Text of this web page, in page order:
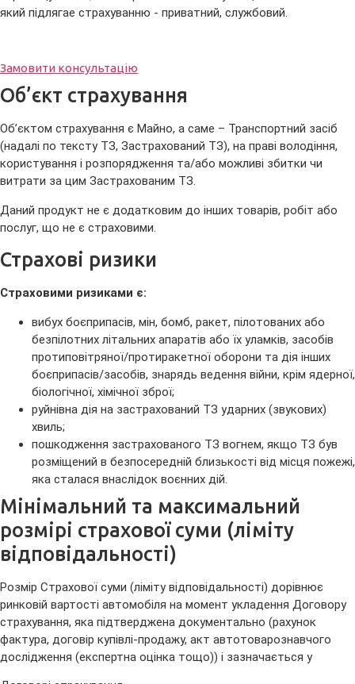
який підлягае страхуванню - приватний, службовий.
Замовити консультацію
Об’єкт страхування
Об’єктом страхування є Майно, а саме – Транспортний засіб
(надалі по тексту ТЗ, Застрахований ТЗ), на праві володіння,
користування і розпорядження та/або можливі збитки чи
витрати за цим Застрахованим ТЗ.
Даний продукт не є додатковим до інших товарів, робіт або
послуг, що не є страховими.
Страхові ризики
Страховими ризиками є:
вибух боєприпасів, мін, бомб, ракет, пілотованих або
безпілотних літальних апаратів або їх уламків, засобів
протиповітряної/протиракетної оборони та дія інших
боєприпасів/засобів, знарядь ведення війни, крім ядерної,
біологічної, хімічної зброї;
руйнівна дія на застрахований ТЗ ударних (звукових)
хвиль;
пошкодження застрахованого ТЗ вогнем, якщо ТЗ був
розміщений в безпосередній близькості від місця пожежі,
яка сталася внаслідок воєнних дій.
Мінімальний та максимальний
розмірі страхової суми (ліміту
відповідальності)
Розмір Страхової суми (ліміту відповідальності) дорівнює
ринковій вартості автомобіля на момент укладення Договору
страхування, яка підтверджена документально (рахунок
фактура, договір купівлі-продажу, акт автотоварознавчого
дослідження (експертна оцінка тощо)) і зазначається у